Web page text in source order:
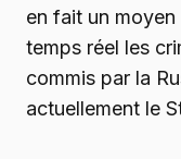
en fait un
temps réel les
commis par la
actuellement le